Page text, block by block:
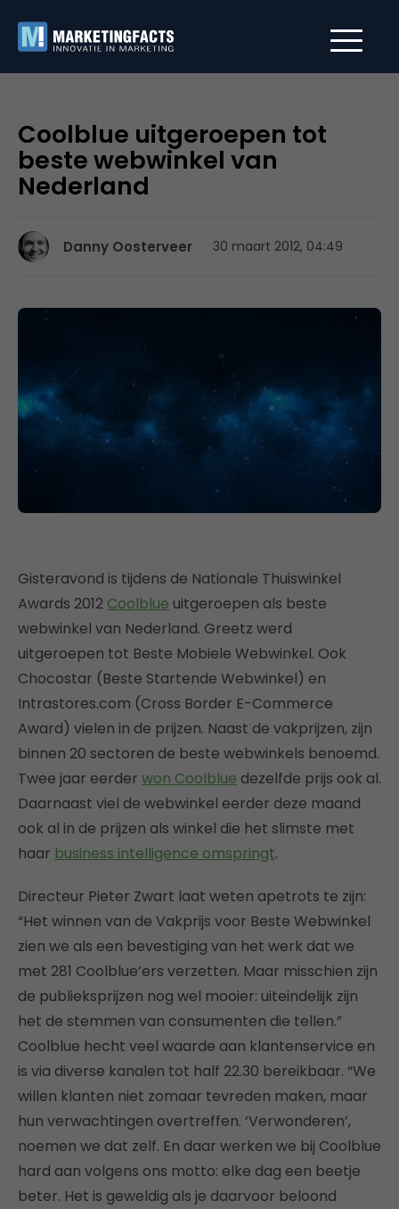
Coolblue uitgeroepen tot
beste webwinkel van
Nederland
Danny Oosterveer 30 maart 2012, 04:49
Gisteravond is tijdens de Nationale Thuiswinkel
Awards 2012 Coolblue uitgeroepen als beste
webwinkel van Nederland. Greetz werd
uitgeroepen tot Beste Mobiele Webwinkel. Ook
Chocostar (Beste Startende Webwinkel) en
Intrastores.com (Cross Border E-Commerce
Award) vielen in de prijzen. Naast de vakprijzen, zijn
binnen 20 sectoren de beste webwinkels benoemd.
Twee jaar eerder won Coolblue dezelfde prijs ook al.
Daarnaast viel de webwinkel eerder deze maand
ook al in de prijzen als winkel die het slimste met
haar business intelligence omspringt.
Directeur Pieter Zwart laat weten apetrots te zijn:
“Het winnen van de Vakprijs voor Beste Webwinkel
zien we als een bevestiging van het werk dat we
met 281 Coolblue’ers verzetten. Maar misschien zijn
de publieksprijzen nog wel mooier: uiteindelijk zijn
het de stemmen van consumenten die tellen.”
Coolblue hecht veel waarde aan klantenservice en
is via diverse kanalen tot half 22.30 bereikbaar. “We
willen klanten niet zomaar tevreden maken, maar
hun verwachtingen overtreffen. ‘Verwonderen’,
noemen we dat zelf. En daar werken we bij Coolblue
hard aan volgens ons motto: elke dag een beetje
beter. Het is geweldig als je daarvoor beloond